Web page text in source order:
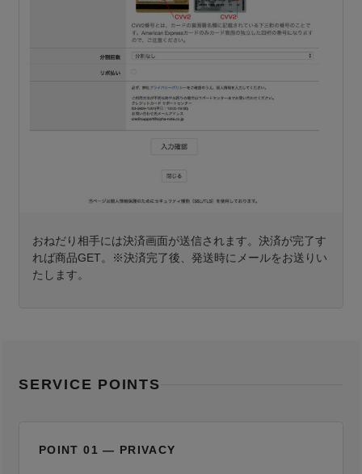
おねだり相手には決済画面が送信されます。決済が完了す
れば商品GET。※決済完了後、発送時にメールをお送りい
たします。
SERVICE POINTS
POINT 01 — PRIVACY